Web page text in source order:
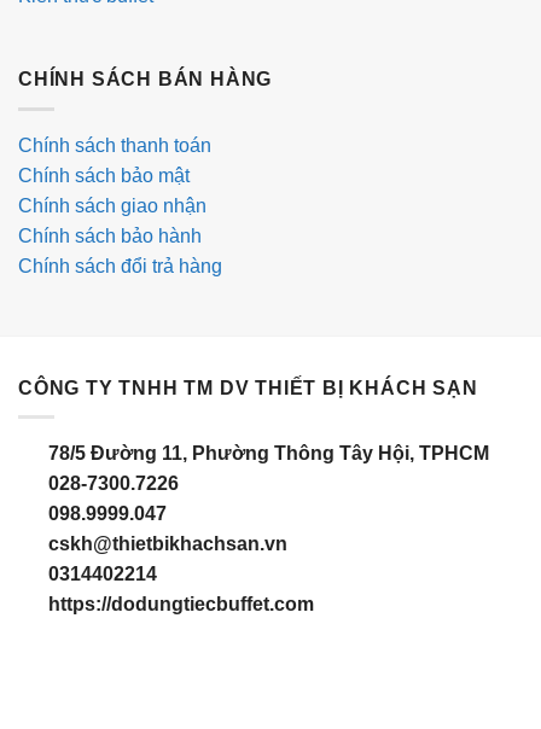
CHÍNH SÁCH BÁN HÀNG
Chính sách thanh toán
Chính sách bảo mật
Chính sách giao nhận
Chính sách bảo hành
Chính sách đổi trả hàng
CÔNG TY TNHH TM DV THIẾT BỊ KHÁCH SẠN
78/5 Đường 11, Phường Thông Tây Hội, TPHCM
028-7300.7226
098.9999.047
cskh@thietbikhachsan.vn
0314402214
https://dodungtiecbuffet.com